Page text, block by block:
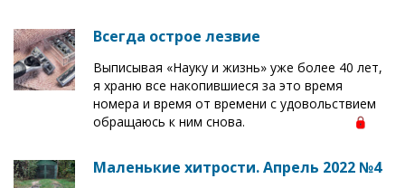
Всегда острое лезвие
Выписывая «Науку и жизнь» уже более 40 лет,
я храню все накопившиеся за это время
номера и время от времени с удовольствием
обращаюсь к ним снова.
Маленькие хитрости. Апрель 2022 №4